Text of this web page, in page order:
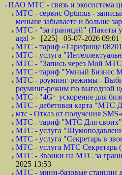
ПАО МТС - связь и экосистема
МТС - сервис Optimus -
меньше забываете и больше
МТС - "за границей" (Пакеты
agal > [225] 05-07-2026 09:01
МТС - тариф «Тарифище
МТС - услуга
МТС - "Запись через Мой
МТС - тариф "Умный Бизнес
МТС - роуминг-режимы -
роуминг-режим по выгодной
МТС - "4G+ ускорение для
МТС - дебетовая карта "МТС
мтс - Отказ от получения
МТС - тариф "МТС Для своих"
МТС - услуга
МТС - услуга "Секретарь в
МТС - услуга МТС Секретарь
МТС - Звонки на МТС за
2025 13:53
МТС - мини-базовые станции